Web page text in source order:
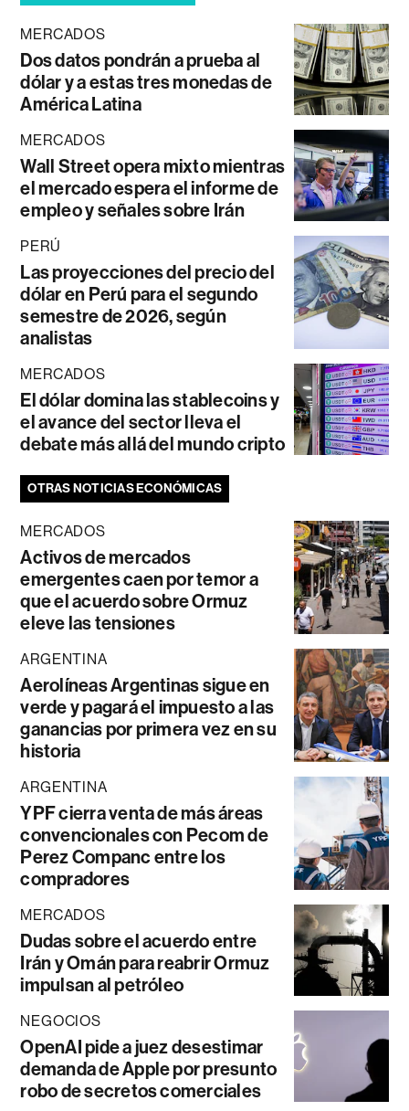
MERCADOS
Dos datos pondrán a prueba al
dólar y a estas tres monedas de
América Latina
MERCADOS
Wall Street opera mixto mientras
el mercado espera el informe de
empleo y señales sobre Irán
PERÚ
Las proyecciones del precio del
dólar en Perú para el segundo
semestre de 2026, según
analistas
MERCADOS
El dólar domina las stablecoins y
el avance del sector lleva el
debate más allá del mundo cripto
OTRAS NOTICIAS ECONÓMICAS
MERCADOS
Activos de mercados
emergentes caen por temor a
que el acuerdo sobre Ormuz
eleve las tensiones
ARGENTINA
Aerolíneas Argentinas sigue en
verde y pagará el impuesto a las
ganancias por primera vez en su
historia
ARGENTINA
YPF cierra venta de más áreas
convencionales con Pecom de
Perez Companc entre los
compradores
MERCADOS
Dudas sobre el acuerdo entre
Irán y Omán para reabrir Ormuz
impulsan al petróleo
NEGOCIOS
OpenAI pide a juez desestimar
demanda de Apple por presunto
robo de secretos comerciales